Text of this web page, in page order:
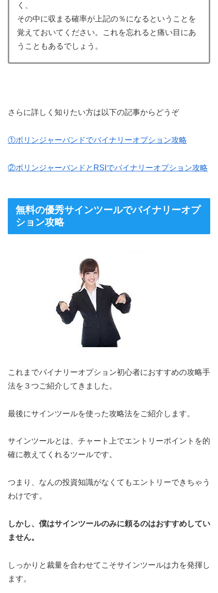
く、
その中に収まる確率が上記の％になるということを
覚えておいてください。これを忘れると痛い目にあ
うこともあるでしょう。
さらに詳しく知りたい方は以下の記事からどうぞ
①ボリンジャーバンドでバイナリーオプション攻略
②ボリンジャーバンドとRSIでバイナリーオプション攻略
無料の優秀サインツールでバイナリーオプ
ション攻略
これまでバイナリーオプション初心者におすすめの攻略手
法を３つご紹介してきました。
最後にサインツールを使った攻略法をご紹介します。
サインツールとは、チャート上でエントリーポイントを的
確に教えてくれるツールです。
つまり、なんの投資知識がなくてもエントリーできちゃう
わけです。
しかし、僕はサインツールのみに頼るのはおすすめしてい
ません。
しっかりと裁量を合わせてこそサインツールは力を発揮し
ます。